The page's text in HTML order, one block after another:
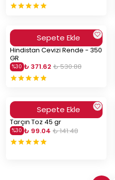
Sepete Ekle
Hindistan Cevizi Rende - 350
GR
%30 ₺ 371.62 ₺ 530.88
Sepete Ekle
Tarçın Toz 45 gr
%30 ₺ 99.04 ₺ 141.48